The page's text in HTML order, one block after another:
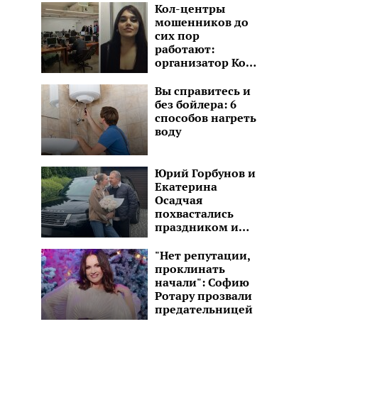
Кол-центры
мошенников до
сих пор
работают:
организатор Коч
депортировали в
Турцию
Вы справитесь и
без бойлера: 6
способов нагреть
воду
Юрий Горбунов и
Екатерина
Осадчая
похвастались
праздником и
черным авто:
"Завтра снова в
путь!"
"Нет репутации,
проклинать
начали": Софию
Ротару прозвали
предательницей